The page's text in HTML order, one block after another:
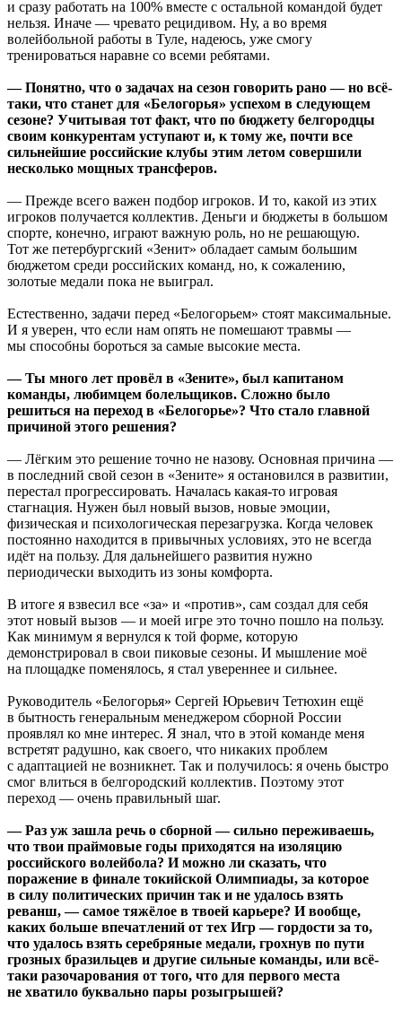
и сразу работать на 100% вместе с остальной командой будет
нельзя. Иначе — чревато рецидивом. Ну, а во время
волейбольной работы в Туле, надеюсь, уже смогу
тренироваться наравне со всеми ребятами.
— Понятно, что о задачах на сезон говорить рано — но всё-
таки, что станет для «Белогорья» успехом в следующем
сезоне? Учитывая тот факт, что по бюджету белгородцы
своим конкурентам уступают и, к тому же, почти все
сильнейшие российские клубы этим летом совершили
несколько мощных трансферов.
— Прежде всего важен подбор игроков. И то, какой из этих
игроков получается коллектив. Деньги и бюджеты в большом
спорте, конечно, играют важную роль, но не решающую.
Тот же петербургский «Зенит» обладает самым большим
бюджетом среди российских команд, но, к сожалению,
золотые медали пока не выиграл.
Естественно, задачи перед «Белогорьем» стоят максимальные.
И я уверен, что если нам опять не помешают травмы —
мы способны бороться за самые высокие места.
— Ты много лет провёл в «Зените», был капитаном
команды, любимцем болельщиков. Сложно было
решиться на переход в «Белогорье»? Что стало главной
причиной этого решения?
— Лёгким это решение точно не назову. Основная причина —
в последний свой сезон в «Зените» я остановился в развитии,
перестал прогрессировать. Началась какая-то игровая
стагнация. Нужен был новый вызов, новые эмоции,
физическая и психологическая перезагрузка. Когда человек
постоянно находится в привычных условиях, это не всегда
идёт на пользу. Для дальнейшего развития нужно
периодически выходить из зоны комфорта.
В итоге я взвесил все «за» и «против», сам создал для себя
этот новый вызов — и моей игре это точно пошло на пользу.
Как минимум я вернулся к той форме, которую
демонстрировал в свои пиковые сезоны. И мышление моё
на площадке поменялось, я стал увереннее и сильнее.
Руководитель «Белогорья» Сергей Юрьевич Тетюхин ещё
в бытность генеральным менеджером сборной России
проявлял ко мне интерес. Я знал, что в этой команде меня
встретят радушно, как своего, что никаких проблем
с адаптацией не возникнет. Так и получилось: я очень быстро
смог влиться в белгородский коллектив. Поэтому этот
переход — очень правильный шаг.
— Раз уж зашла речь о сборной — сильно переживаешь,
что твои праймовые годы приходятся на изоляцию
российского волейбола? И можно ли сказать, что
поражение в финале токийской Олимпиады, за которое
в силу политических причин так и не удалось взять
реванш, — самое тяжёлое в твоей карьере? И вообще,
каких больше впечатлений от тех Игр — гордости за то,
что удалось взять серебряные медали, грохнув по пути
грозных бразильцев и другие сильные команды, или всё-
таки разочарования от того, что для первого места
не хватило буквально пары розыгрышей?